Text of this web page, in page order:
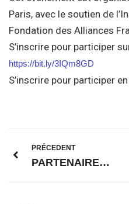
Paris, avec le soutien de
Fondation des Alliances
S’inscrire pour participer
https://bit.ly/3IQm8GD
S’inscrire pour participer
PRÉCEDENT
PARTENAIRES – Wege der Erinnerung / Itinéraire de mémoire